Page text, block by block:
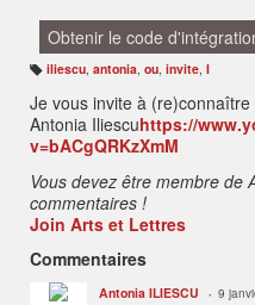
Obtenir le code
B
ali
s
e
s
:
iliescu, antonia, ou, invite, I
Je vous invite à
Antonia Iliescuhttps://
v=bACgQRKzXmM
Vous devez être membre de
commentaires !
Join Arts et Lettres
Commentaires
Antonia ILIESCU 9